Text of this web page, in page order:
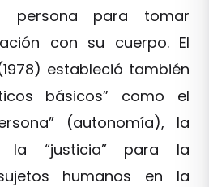
persona para tomar
con su cuerpo. El
estableció también
básicos” como el
(autonomía), la
la “justicia” para la
humanos en la